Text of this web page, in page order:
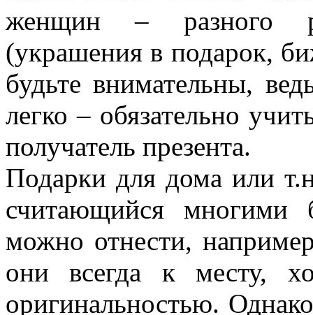
женщин – разного
(украшения в подарок,
будьте внимательны,
легко – обязательно
получатель презента.
Подарки для дома или
считающийся многими
можно отнести,
они всегда к месту,
оригинальностью.